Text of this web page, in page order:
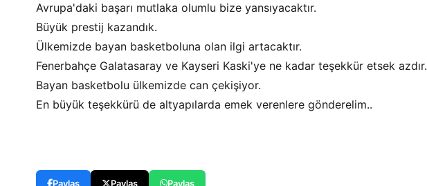
Avrupa'daki başarı mutlaka olumlu bize yansıyacaktır.
Büyük prestij kazandık.
Ülkemizde bayan basketboluna olan ilgi artacaktır.
Fenerbahçe Galatasaray ve Kayseri Kaski'ye ne kadar teşekkür etsek azdır.
Bayan basketbolu ülkemizde can çekişiyor.
En büyük teşekkürü de altyapılarda emek verenlere gönderelim..
Paylaş Paylaş Paylaş